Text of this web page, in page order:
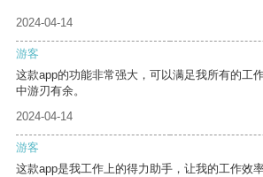
2024-04-14
游客
这款app的功能非常强大，可以满足我所有的工
中游刃有余。
2024-04-14
游客
这款app是我工作上的得力助手，让我的工作效